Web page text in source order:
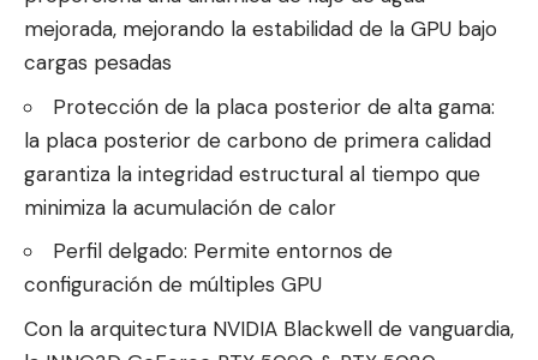
mejorada, mejorando la estabilidad de la GPU bajo
cargas pesadas
Protección de la placa posterior de alta gama:
la placa posterior de carbono de primera calidad
garantiza la integridad estructural al tiempo que
minimiza la acumulación de calor
Perfil delgado: Permite entornos de
configuración de múltiples GPU
Con la arquitectura NVIDIA Blackwell de vanguardia,